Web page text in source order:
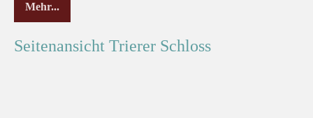
Mehr...
Seitenansicht Trierer Schloss